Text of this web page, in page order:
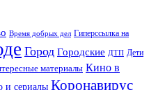
Время добрых дел Гиперссылка на
Город Городские ДТП Дети
материалы Кино в
и сериалы Коронавирус